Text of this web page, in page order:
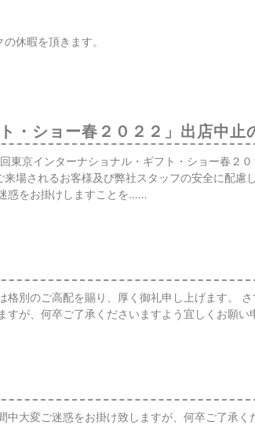
休暇を頂きます。
・ショー春２０２２」出店中止
東京インターナショナル・ギフト・ショー春２
場されるお客様及び弊社スタッフの安全に配慮
惑をお掛けしますことを……
別のご高配を賜り、厚く御礼申し上げます。
が、何卒ご了承くださいますよう宜しくお願い
大変ご迷惑をお掛け致しますが、何卒ご了承